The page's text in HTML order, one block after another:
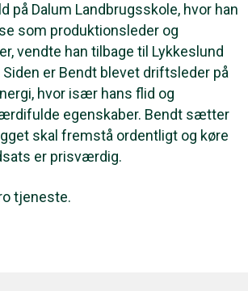
på Dalum Landbrugsskole, hvor han
som produktionsleder og
vendte han tilbage til Lykkeslund
er Bendt blevet driftsleder på
hvor især hans flid og
egenskaber. Bendt sætter
skal fremstå ordentligt og køre
er prisværdig.
tjeneste.